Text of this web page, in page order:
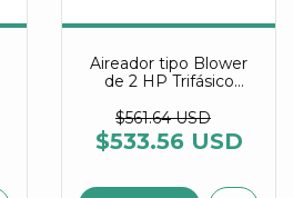
Aireador tipo Blower
de 2 HP Trifásico
Agrair
$561.64 USD
$533.56 USD